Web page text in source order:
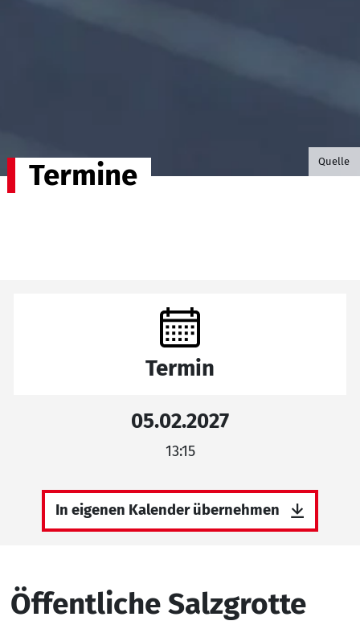
©B.G.
Quelle
Termine
Öffentliche Salzgrotte
Termin
05.02.2027
13:15
In eigenen Kalender übernehmen